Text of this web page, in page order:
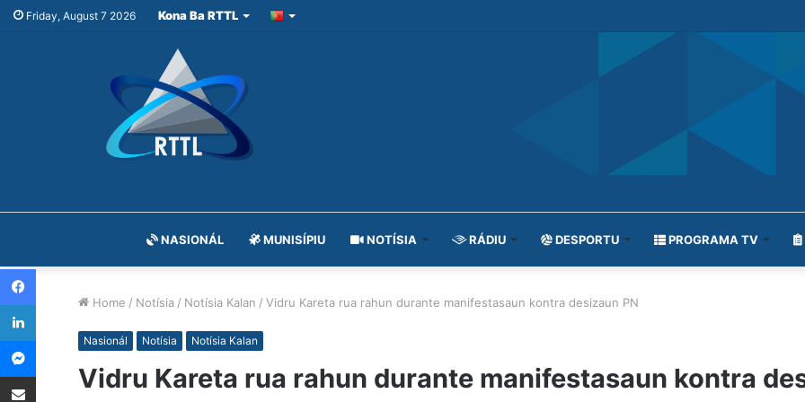
Friday, August 7 2026 Kona Ba RTTL
NASIONÁL MUNISÍPIU NOTÍSIA RÁDIU DESPORTU PROGRAMA TV
Home / Notísia / Notísia Kalan / Vidru Kareta rua rahun durante manifestasaun kontra desizaun PN
Nasionál Notísia Notísia Kalan
Vidru Kareta rua rahun durante manifestasaun kontra
Facebook
LinkedIn
Messenger